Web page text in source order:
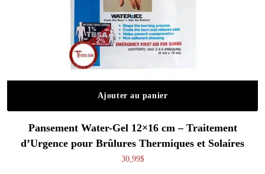
Ajouter au panier
Pansement Water-Gel 12×16 cm – Traitement
d’Urgence pour Brûlures Thermiques et Solaires
30,99$